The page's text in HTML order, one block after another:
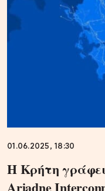
01.06.2025, 18:30
Η Κρήτη